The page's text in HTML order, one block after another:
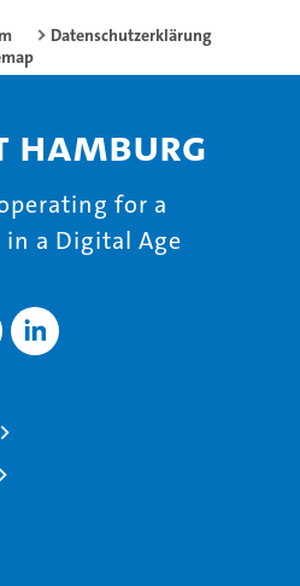
Datenschutzerklärung
Hamburg
for a
a Digital Age